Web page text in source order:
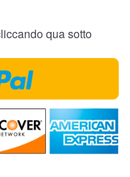
qua sotto